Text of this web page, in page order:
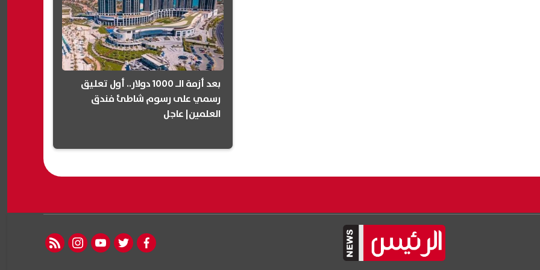
بعد أزمة الـ 1000 دولار.. أول تعليق
رسمي على رسوم شاطئ فندق
العلمين| عاجل
facebook
twitter
youtube
instagram
rss feed